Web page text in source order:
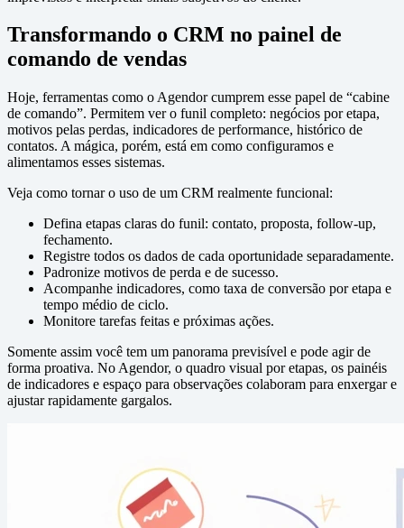
Transformando o CRM no painel de
comando de vendas
Hoje, ferramentas como o Agendor cumprem esse papel de “cabine
de comando”. Permitem ver o funil completo: negócios por etapa,
motivos pelas perdas, indicadores de performance, histórico de
contatos. A mágica, porém, está em como configuramos e
alimentamos esses sistemas.
Veja como tornar o uso de um CRM realmente funcional:
Defina etapas claras do funil: contato, proposta, follow-up,
fechamento.
Registre todos os dados de cada oportunidade separadamente.
Padronize motivos de perda e de sucesso.
Acompanhe indicadores, como taxa de conversão por etapa e
tempo médio de ciclo.
Monitore tarefas feitas e próximas ações.
Somente assim você tem um panorama previsível e pode agir de
forma proativa. No Agendor, o quadro visual por etapas, os painéis
de indicadores e espaço para observações colaboram para enxergar e
ajustar rapidamente gargalos.